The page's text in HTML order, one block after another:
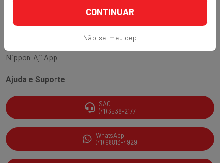
CONTINUAR
Não sei meu cep
Quem Somos
Nippon-Aji App
Ajuda e Suporte
SAC
(41) 3538-2177
WhatsApp
(41) 98813-4929